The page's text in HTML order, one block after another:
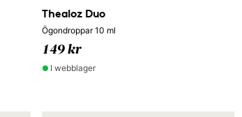
Thealoz Duo
Ögondroppar 10 ml
149 kr
I webblager